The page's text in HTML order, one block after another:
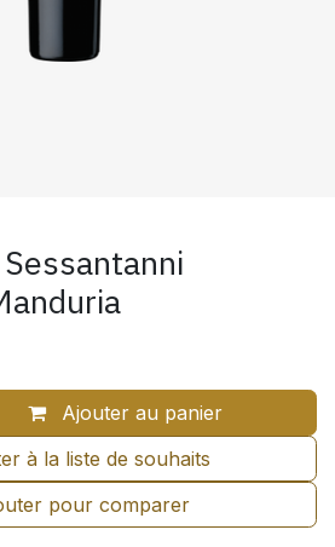
Ajouter au panier
pour comparer
à la liste de souhaits